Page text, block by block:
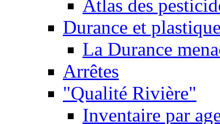
Atlas des
Durance et
La Durance
Arrêtes
"Qualité Rivière"
Inventaire par